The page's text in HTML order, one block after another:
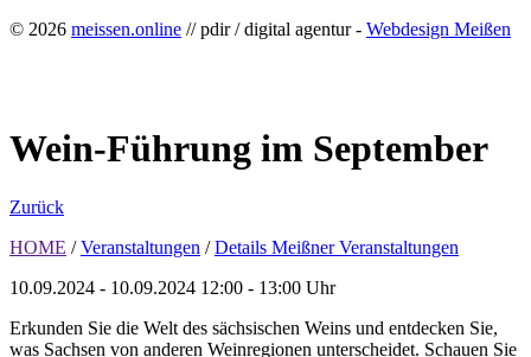
© 2026 meissen.online // pdir / digital agentur - Webdesign Meißen
Wein-Führung im September
Zurück
HOME / Veranstaltungen / Details Meißner Veranstaltungen
10.09.2024 - 10.09.2024 12:00 - 13:00 Uhr
Erkunden Sie die Welt des sächsischen Weins und entdecken Sie,
was Sachsen von anderen Weinregionen unterscheidet. Schauen Sie